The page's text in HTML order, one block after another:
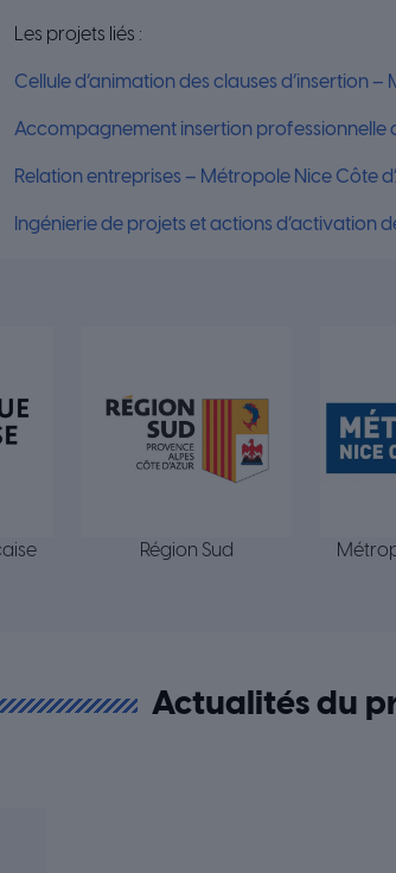
Les projets liés :
Cellule d’animation des clauses d’insertion
Accompagnement insertion professionnelle
Relation entreprises – Métropole Nice Côte
Ingénierie de projets et actions d’activation
Région Sud
Actualités du